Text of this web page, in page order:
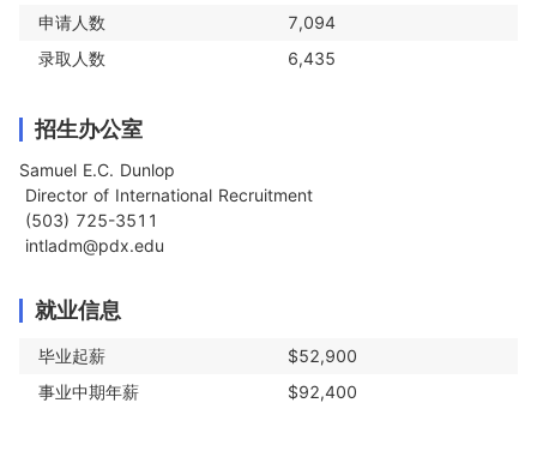
申请人数
7,094
录取人数
6,435
招生办公室
Samuel E.C. Dunlop
intladm@pdx.edu
就业信息
毕业起薪
$52,900
事业中期年薪
$92,400